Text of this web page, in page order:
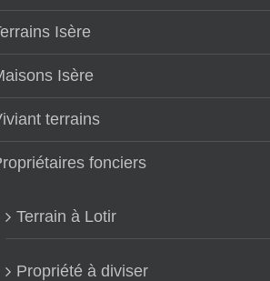
Isère
Isère
terrains
fonciers
Terrain à Lotir
Propriété à diviser